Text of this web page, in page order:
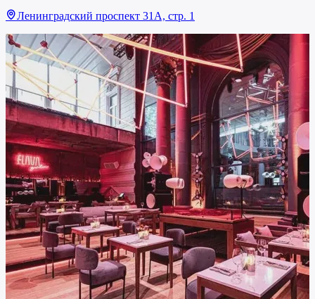
Ленинградский проспект 31А, стр. 1